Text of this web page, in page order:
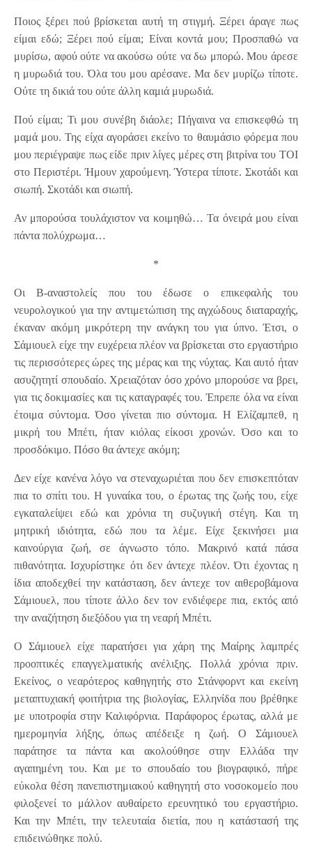
Ποιος ξέρει πού βρίσκεται αυτή τη στιγμή. Ξέρει άραγε πως
είμαι εδώ; Ξέρει πού είμαι; Είναι κοντά μου; Προσπαθώ να
μυρίσω, αφού ούτε να ακούσω ούτε να δω μπορώ. Μου άρεσε
η μυρωδιά του. Όλα του μου αρέσανε. Μα δεν μυρίζω τίποτε.
Ούτε τη δικιά του ούτε άλλη καμιά μυρωδιά.
Πού είμαι; Τι μου συνέβη διάολε; Πήγαινα να επισκεφθώ τη
μαμά μου. Της είχα αγοράσει εκείνο το θαυμάσιο φόρεμα που
μου περιέγραψε πως είδε πριν λίγες μέρες στη βιτρίνα του ΤΟΙ
στο Περιστέρι. Ήμουν χαρούμενη. Ύστερα τίποτε. Σκοτάδι και
σιωπή. Σκοτάδι και σιωπή.
Αν μπορούσα τουλάχιστον να κοιμηθώ… Τα όνειρά μου είναι
πάντα πολύχρωμα…
*
Οι Β-αναστολείς που του έδωσε ο επικεφαλής του
νευρολογικού για την αντιμετώπιση της αγχώδους διαταραχής,
έκαναν ακόμη μικρότερη την ανάγκη του για ύπνο. Έτσι, ο
Σάμιουελ είχε την ευχέρεια πλέον να βρίσκεται στο εργαστήριο
τις περισσότερες ώρες της μέρας και της νύχτας. Και αυτό ήταν
ασυζητητί σπουδαίο. Χρειαζόταν όσο χρόνο μπορούσε να βρει,
για τις δοκιμασίες και τις καταγραφές του. Έπρεπε όλα να είναι
έτοιμα σύντομα. Όσο γίνεται πιο σύντομα. Η Ελίζαμπεθ, η
μικρή του Μπέτι, ήταν κιόλας είκοσι χρονών. Όσο και το
προσδόκιμο. Πόσο θα άντεχε ακόμη;
Δεν είχε κανένα λόγο να στεναχωριέται που δεν επισκεπτόταν
πια το σπίτι του. Η γυναίκα του, ο έρωτας της ζωής του, είχε
εγκαταλείψει εδώ και χρόνια τη συζυγική στέγη. Και τη
μητρική ιδιότητα, εδώ που τα λέμε. Είχε ξεκινήσει μια
καινούργια ζωή, σε άγνωστο τόπο. Μακρινό κατά πάσα
πιθανότητα. Ισχυρίστηκε ότι δεν άντεχε πλέον. Ότι έχοντας η
ίδια αποδεχθεί την κατάσταση, δεν άντεχε τον αιθεροβάμονα
Σάμιουελ, που τίποτε άλλο δεν τον ενδιέφερε πια, εκτός από
την αναζήτηση διεξόδου για τη νεαρή Μπέτι.
Ο Σάμιουελ είχε παρατήσει για χάρη της Μαίρης λαμπρές
προοπτικές επαγγελματικής ανέλιξης. Πολλά χρόνια πριν.
Εκείνος, ο νεαρότερος καθηγητής στο Στάνφορντ και εκείνη
μεταπτυχιακή φοιτήτρια της βιολογίας, Ελληνίδα που βρέθηκε
με υποτροφία στην Καλιφόρνια. Παράφορος έρωτας, αλλά με
ημερομηνία λήξης, όπως απέδειξε η ζωή. Ο Σάμιουελ
παράτησε τα πάντα και ακολούθησε στην Ελλάδα την
αγαπημένη του. Και με το σπουδαίο του βιογραφικό, πήρε
εύκολα θέση πανεπιστημιακού καθηγητή στο νοσοκομείο που
φιλοξενεί το μάλλον αυθαίρετο ερευνητικό του εργαστήριο.
Και την Μπέτι, την τελευταία διετία, που η κατάστασή της
επιδεινώθηκε πολύ.